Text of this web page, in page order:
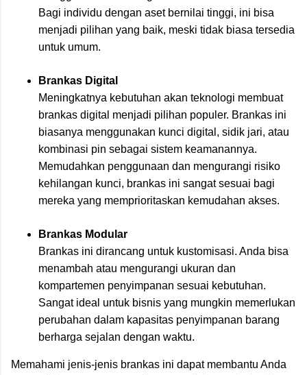
Bagi individu dengan aset bernilai tinggi, ini bisa
menjadi pilihan yang baik, meski tidak biasa tersedia
untuk umum.
Brankas Digital
Meningkatnya kebutuhan akan teknologi membuat
brankas digital menjadi pilihan populer. Brankas ini
biasanya menggunakan kunci digital, sidik jari, atau
kombinasi pin sebagai sistem keamanannya.
Memudahkan penggunaan dan mengurangi risiko
kehilangan kunci, brankas ini sangat sesuai bagi
mereka yang memprioritaskan kemudahan akses.
Brankas Modular
Brankas ini dirancang untuk kustomisasi. Anda bisa
menambah atau mengurangi ukuran dan
kompartemen penyimpanan sesuai kebutuhan.
Sangat ideal untuk bisnis yang mungkin memerlukan
perubahan dalam kapasitas penyimpanan barang
berharga sejalan dengan waktu.
Memahami jenis-jenis brankas ini dapat membantu Anda